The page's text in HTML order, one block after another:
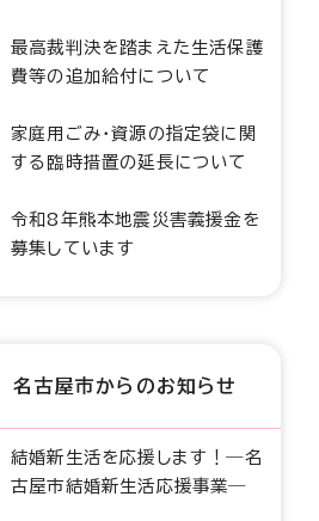
最高裁判決を踏まえた生活保護
費等の追加給付について
家庭用ごみ・資源の指定袋に関
する臨時措置の延長について
令和8年熊本地震災害義援金を
募集しています
名古屋市からのお知らせ
結婚新生活を応援します！―名
古屋市結婚新生活応援事業―